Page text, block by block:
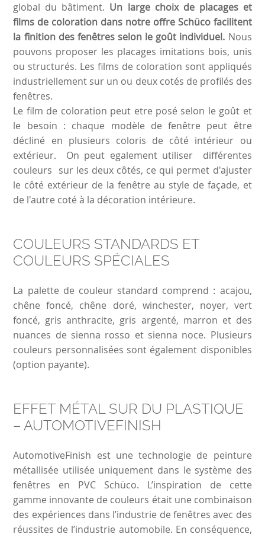
global du bâtiment. Un large choix de placages et
films de coloration dans notre offre Schüco facilitent
la finition des fenêtres selon le goût individuel. Nous
pouvons proposer les placages imitations bois, unis
ou structurés. Les films de coloration sont appliqués
industriellement sur un ou deux cotés de profilés des
fenêtres.
Le film de coloration peut etre posé selon le goût et
le besoin : chaque modèle de fenêtre peut être
décliné en plusieurs coloris de côté intérieur ou
extérieur. On peut egalement utiliser différentes
couleurs sur les deux côtés, ce qui permet d'ajuster
le côté extérieur de la fenêtre au style de façade, et
de l'autre coté à la décoration intérieure.
COULEURS STANDARDS ET
COULEURS SPÉCIALES
La palette de couleur standard comprend : acajou,
chêne foncé, chêne doré, winchester, noyer, vert
foncé, gris anthracite, gris argenté, marron et des
nuances de sienna rosso et sienna noce. Plusieurs
couleurs personnalisées sont également disponibles
(option payante).
EFFET MÉTAL SUR DU PLASTIQUE
– AUTOMOTIVEFINISH
AutomotiveFinish est une technologie de peinture
métallisée utilisée uniquement dans le système des
fenêtres en PVC Schüco. L’inspiration de cette
gamme innovante de couleurs était une combinaison
des expériences dans l’industrie de fenêtres avec des
réussites de l’industrie automobile. En conséquence,